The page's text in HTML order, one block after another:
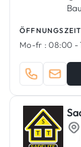
Mo-fr : 08:00 -